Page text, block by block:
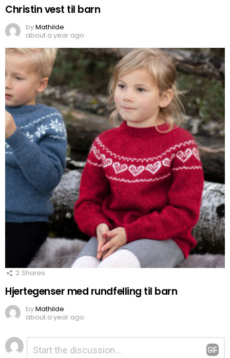
Christin vest til barn
byMathilde
about a year ago
2 Shares
Hjertegenser med rundfelling til barn
byMathilde
about a year ago
Legg
igjen
Kommentar